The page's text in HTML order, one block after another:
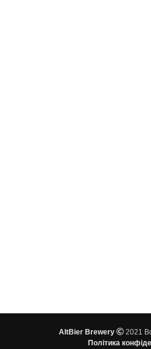
AltBier Brewery
2021
Політика